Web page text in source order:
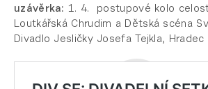
uzávěrka: 1. 4. postupové kolo
Loutkářská Chrudim a Dětská scéna
Divadlo Jesličky Josefa Tejkla, Hradec